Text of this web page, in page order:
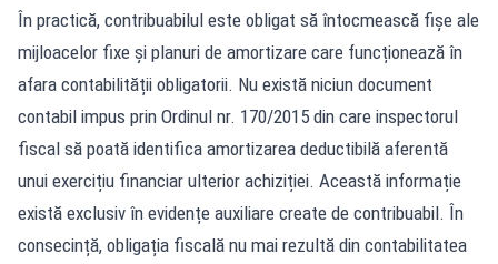
În practică, contribuabilul este obligat să întocmească fișe ale
mijloacelor fixe și planuri de amortizare care funcționează în
afara contabilității obligatorii. Nu există niciun document
contabil impus prin Ordinul nr. 170/2015 din care inspectorul
fiscal să poată identifica amortizarea deductibilă aferentă
unui exercițiu financiar ulterior achiziției. Această informație
există exclusiv în evidențe auxiliare create de contribuabil. În
consecință, obligația fiscală nu mai rezultă din contabilitatea